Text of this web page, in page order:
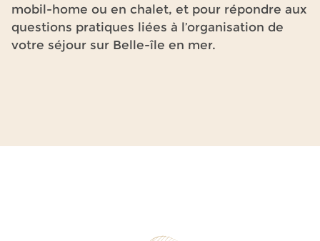
mobil-home ou en chalet, et pour répondre aux
questions pratiques liées à l’organisation de
votre séjour sur Belle-île en mer.